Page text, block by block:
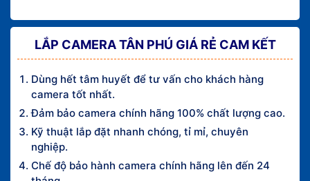
LẮP CAMERA TÂN PHÚ GIÁ RẺ CAM KẾT
Dùng hết tâm huyết để tư vấn cho khách hàng
camera tốt nhất.
Đảm bảo camera chính hãng 100% chất lượng cao.
Kỹ thuật lắp đặt nhanh chóng, tỉ mỉ, chuyên
nghiệp.
Chế độ bảo hành camera chính hãng lên đến 24